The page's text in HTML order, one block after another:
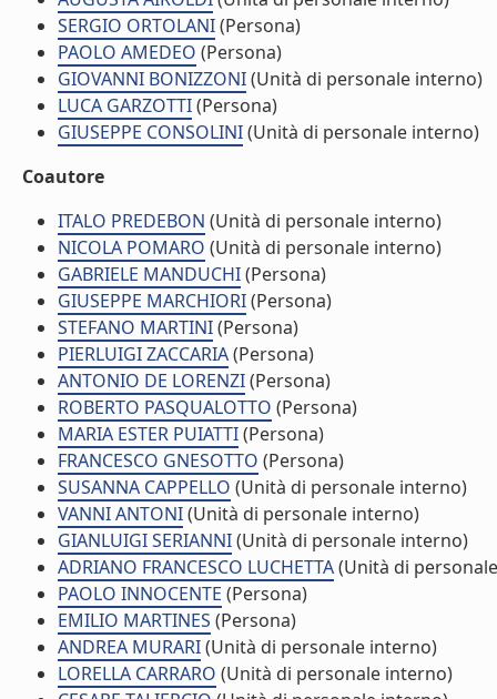
SERGIO ORTOLANI(Persona)
PAOLO AMEDEO (Persona)
GIOVANNI BONIZZONI(Unità di personale interno)
LUCA GARZOTTI(Persona)
GIUSEPPE CONSOLINI(Unità di personale interno)
Coautore
ITALO PREDEBON (Unità di personale interno)
NICOLA POMARO (Unità di personale interno)
GABRIELE MANDUCHI(Persona)
GIUSEPPE MARCHIORI(Persona)
STEFANO MARTINI(Persona)
PIERLUIGI ZACCARIA(Persona)
ANTONIO DE LORENZI(Persona)
ROBERTO PASQUALOTTO (Persona)
MARIA ESTER PUIATTI(Persona)
FRANCESCO GNESOTTO (Persona)
SUSANNA CAPPELLO (Unità di personale interno)
VANNI ANTONI(Unità di personale interno)
GIANLUIGI SERIANNI(Unità di personale interno)
ADRIANO FRANCESCO LUCHETTA(Unità di
PAOLO INNOCENTE (Persona)
EMILIO MARTINES (Persona)
ANDREA MURARI(Unità di personale interno)
LORELLA CARRARO (Unità di personale interno)